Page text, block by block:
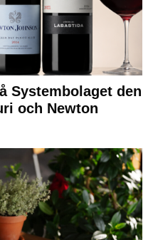
Systembolaget den
och Newton